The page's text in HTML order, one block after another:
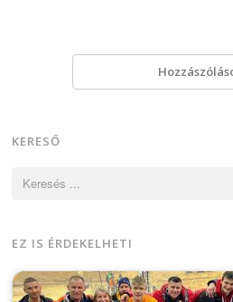
KERESŐ
Keresés:
EZ IS ÉRDEKELHETI